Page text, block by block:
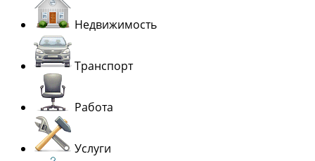
Недвижимость
Транспорт
Работа
Услуги